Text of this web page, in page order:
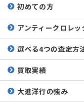
初めての方
アンティークロレッ
選べる4つの査定方
買取実績
大進洋行の強み